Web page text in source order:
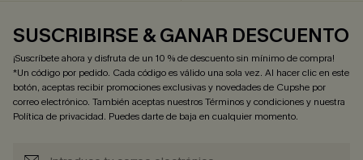
SUSCRIBIRSE & GANAR DESCUENTO
¡Suscríbete ahora y disfruta de un 10 % de descuento sin mínimo de compra!
*Un código por pedido. Cada código es válido una sola vez. Al hacer clic en este
botón, aceptas recibir promociones exclusivas y novedades de Cupshe por
correo electrónico. También aceptas nuestrosTérminos y condicionesy nuestra
Política de privacidad. Puedes darte de baja en cualquier momento.